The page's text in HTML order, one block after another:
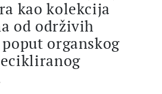
kao kolekcija
od održivih
organskog